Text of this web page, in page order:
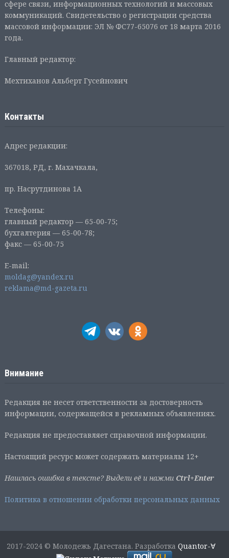
сфере связи, информационных технологий и массовых
коммуникаций. Свидетельство о регистрации средства
массовой информации: ЭЛ № ФС77-65076 от 18 марта 2016
года.
Главный редактор:
Мехтиханов Альберт Гусейнович
Контакты
Адрес редакции:
367018, РД, г. Махачкала,
пр. Насрутдинова 1А
Телефоны:
главный редактор — 65-00-75;
бухгалтерия — 65-00-78;
факс — 65-00-75
E-mail:
moldag@yandex.ru
reklama@md-gazeta.ru
Внимание
Редакция не несет ответственности за достоверность
информации, содержащейся в рекламных объявлениях.
Редакция не предоставляет справочной информации.
Настоящий ресурс может содержать материалы 12+
Нашлась ошибка в тексте? Выдели её и нажми Ctrl+Enter
Политика в отношении обработки персональных данных
2017-2024 © Молодежь Дагестана. РазработкаQuantor-∀